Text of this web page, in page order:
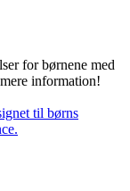
for børnene med
information!